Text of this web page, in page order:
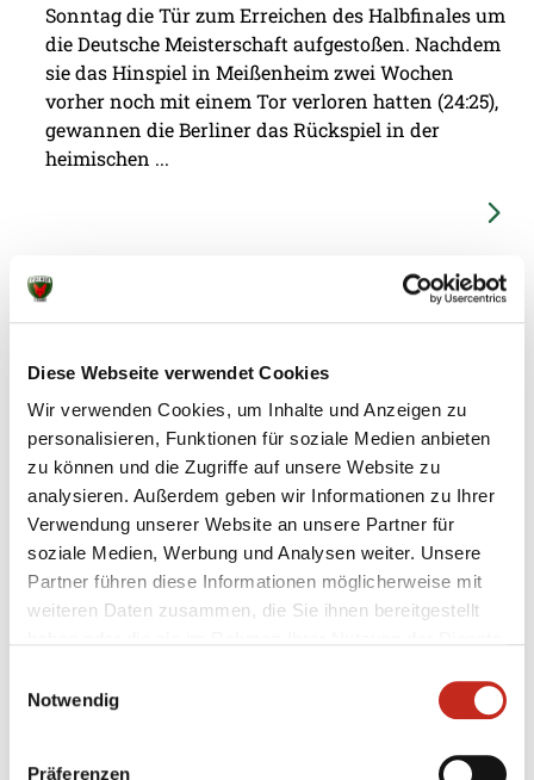
Diese Webseite verwendet Cookies
Wir verwenden Cookies, um Inhalte und Anzeigen zu
personalisieren, Funktionen für soziale Medien anbieten
zu können und die Zugriffe auf unsere Website zu
analysieren. Außerdem geben wir Informationen zu Ihrer
Verwendung unserer Website an unsere Partner für
soziale Medien, Werbung und Analysen weiter. Unsere
Partner führen diese Informationen möglicherweise mit
weiteren Daten zusammen, die Sie ihnen bereitgestellt
Notwendig
Präferenzen
Sonntag die Tür zum Erreichen des Halbfinales um
die Deutsche Meisterschaft aufgestoßen. Nachdem
sie das Hinspiel in Meißenheim zwei Wochen
vorher noch mit einem Tor verloren hatten (24:25),
gewannen die Berliner das Rückspiel in der
heimischen ...
Haßloch in der Relegation geschlagen
geben
Die 2. Männermannschaft der Füchse Berlin hat es
nicht mehr an das rettende Ufer geschafft. In einem
intensiven Relegationsspiel bei der TSG Haßloch
unterlagen die Berliner am Ende denkbar knapp
mit 23:22. Das Spiel der Verlierer fand im Anschluss
nicht mehr statt, weil der HSV Bad Blankenburg ...